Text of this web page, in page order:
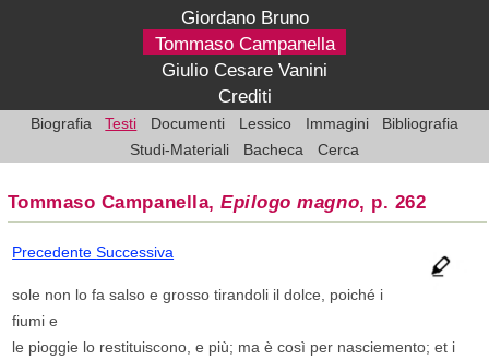
Giordano Bruno
Tommaso Campanella
Giulio Cesare Vanini
Crediti
Biografia Testi Documenti Lessico Immagini
Bibliografia
Studi-Materiali
Bacheca Cerca
Tommaso Campanella,Epilogo magno, p. 262
PrecedenteSuccessiva
sole non lo fa salso e grosso tirandoli il dolce, poiché i
fiumi e
le pioggie lo restituiscono, e più; ma è così per nasciemento; et i